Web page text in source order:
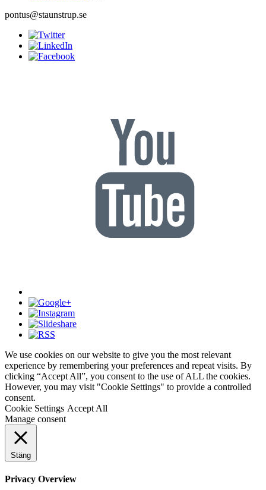
pontus@staunstrup.se
We use cookies on our website to give you the most relevant
experience by remembering your preferences and repeat visits. By
clicking “Accept All”, you consent to the use of ALL the cookies.
However, you may visit "Cookie Settings" to provide a controlled
consent.
Cookie Settings Accept All
Manage consent
Stäng
Privacy Overview